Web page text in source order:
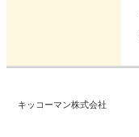
キッコーマン株式会社